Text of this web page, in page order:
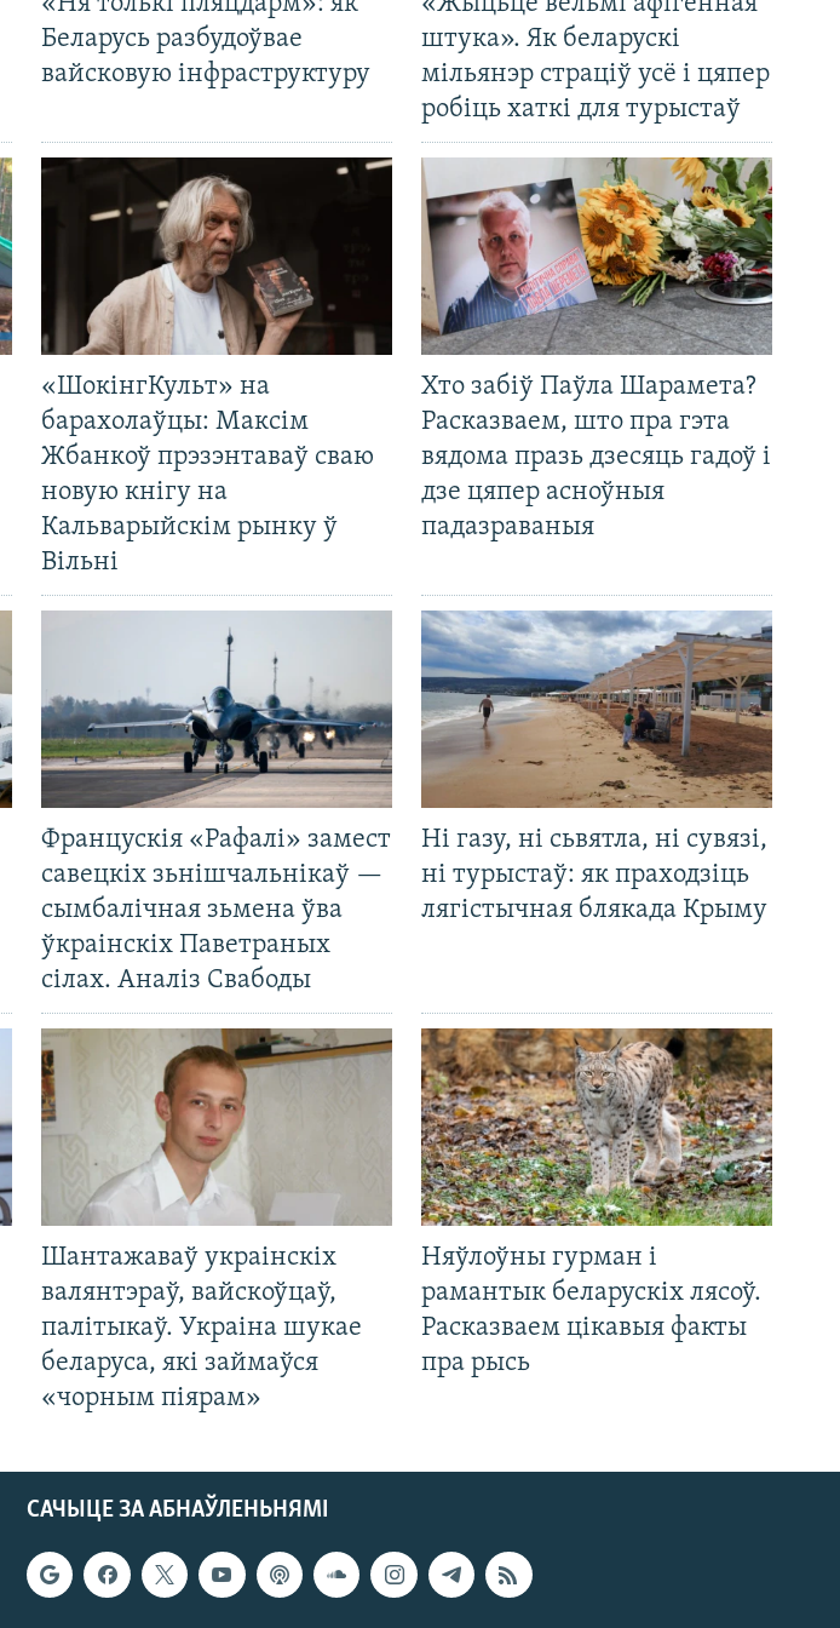
Беларусь разбудоўвае
вайсковую інфраструктуру
штука». Як беларускі
мільянэр страціў усё і цяпер
робіць хаткі для турыстаў
«ШокінгКульт» на
барахолаўцы: Максім
Жбанкоў прэзэнтаваў сваю
новую кнігу на
Кальварыйскім рынку ў
Вільні
Хто забіў Паўла Шарамета?
Расказваем, што пра гэта
вядома празь дзесяць гадоў і
дзе цяпер асноўныя
падазраваныя
Францускія «Рафалі» замест
савецкіх зьнішчальнікаў —
сымбалічная зьмена ўва
ўкраінскіх Паветраных
сілах. Аналіз Свабоды
Ні газу, ні сьвятла, ні сувязі,
ні турыстаў: як праходзіць
лягістычная блякада Крыму
Шантажаваў украінскіх
валянтэраў, вайскоўцаў,
палітыкаў. Украіна шукае
беларуса, які займаўся
«чорным піярам»
Няўлоўны гурман і
рамантык беларускіх лясоў.
Расказваем цікавыя факты
пра рысь
САЧЫЦЕ ЗА АБНАЎЛЕНЬНЯМІ